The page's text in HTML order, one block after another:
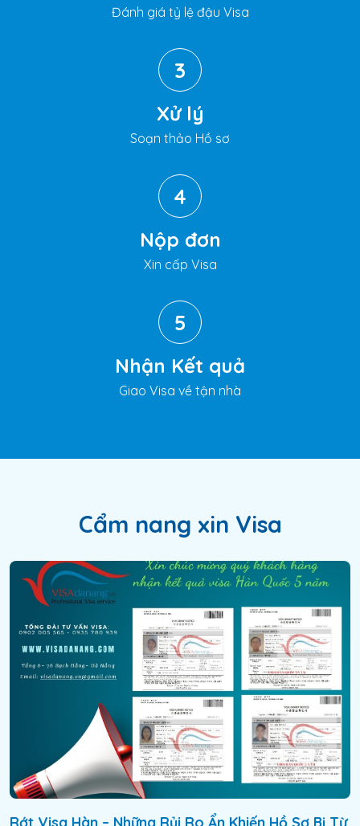
Đánh giá tỷ lệ đậu Visa
3
Xử lý
Soạn thảo Hồ sơ
4
Nộp đơn
Xin cấp Visa
5
Nhận Kết quả
Giao Visa về tận nhà
Cẩm nang xin Visa
Rớt Visa Hàn – Những Rủi Ro Ẩn Khiến Hồ Sơ Bị Từ